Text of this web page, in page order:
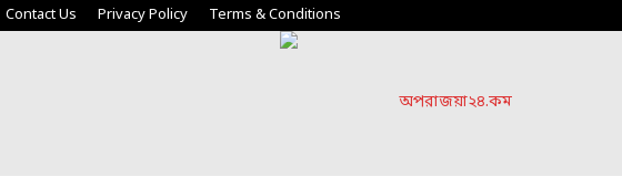
Contact Us Privacy Policy Terms & Conditions